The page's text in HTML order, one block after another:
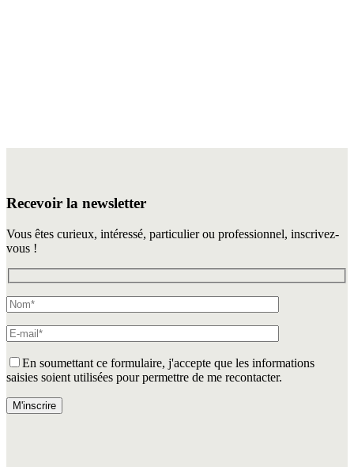
Recevoir la newsletter
Vous êtes curieux, intéressé, particulier ou professionnel, inscrivez-
vous !
En soumettant ce formulaire, j'accepte que les informations
saisies soient utilisées pour permettre de me recontacter.
Veuillez laisser ce champ vide.